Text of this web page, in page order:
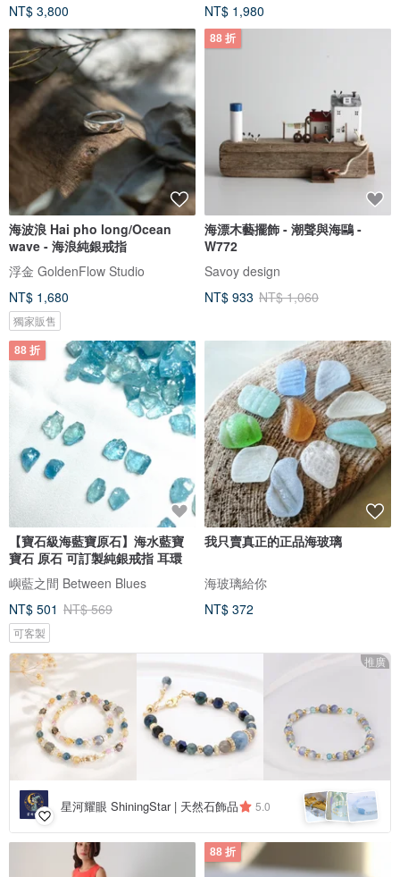
NT$ 3,800
NT$ 1,980
海波浪 Hai pho long/Ocean
wave - 海浪純銀戒指
浮金 GoldenFlow Studio
NT$ 1,680
獨家販售
88 折
海漂木藝擺飾 - 潮聲與海鷗 -
W772
Savoy design
NT$ 933 NT$ 1,060
88 折
【寶石級海藍寶原石】海水藍寶
寶石 原石 可訂製純銀戒指 耳環
嶼藍之間 Between Blues
NT$ 501 NT$ 569
可客製
我只賣真正的正品海玻璃
海玻璃給你
NT$ 372
推廣
星河耀眼 ShiningStar | 天然石飾品 5.0
88 折